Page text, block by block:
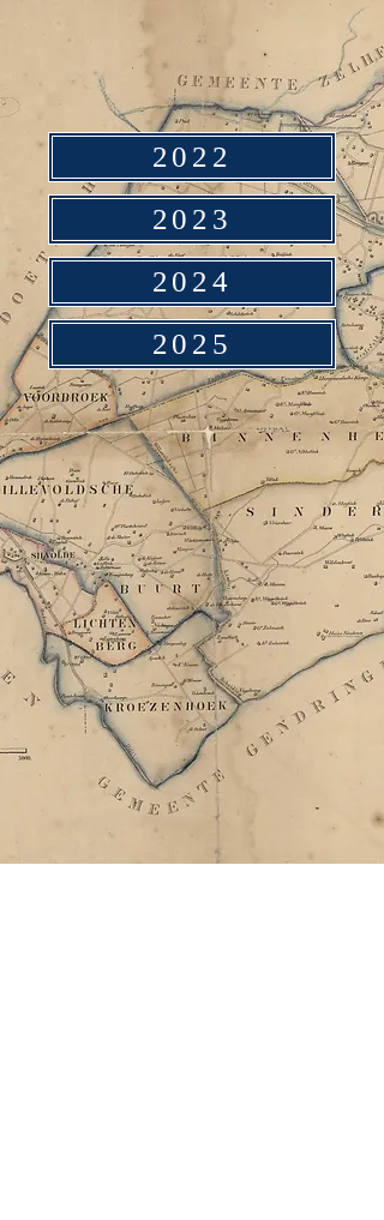
2022
2023
2024
2025